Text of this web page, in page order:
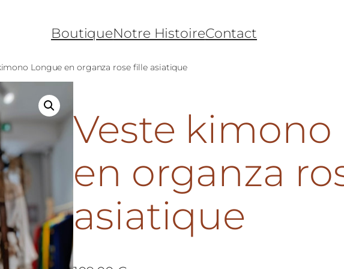
BoutiqueNotre HistoireContact
Longue en organza rose fille asiatique
Veste
en organza
asiatique